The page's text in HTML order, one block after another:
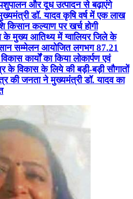
और दूध उत्पादन से बढ़ाएंगे
डॉ. यादव कृषि वर्ष में एक लाख
किसान कल्याण पर खर्च होगी
के मुख्य आतिथ्य में ग्वालियर जिले के
सम्मेलन आयोजित लगभग 87.21
कार्यों का किया लोकार्पण एवं
के विकास के लिये की बड़ी-बड़ी सौगातों
की जनता ने मुख्यमंत्री डॉ. यादव का